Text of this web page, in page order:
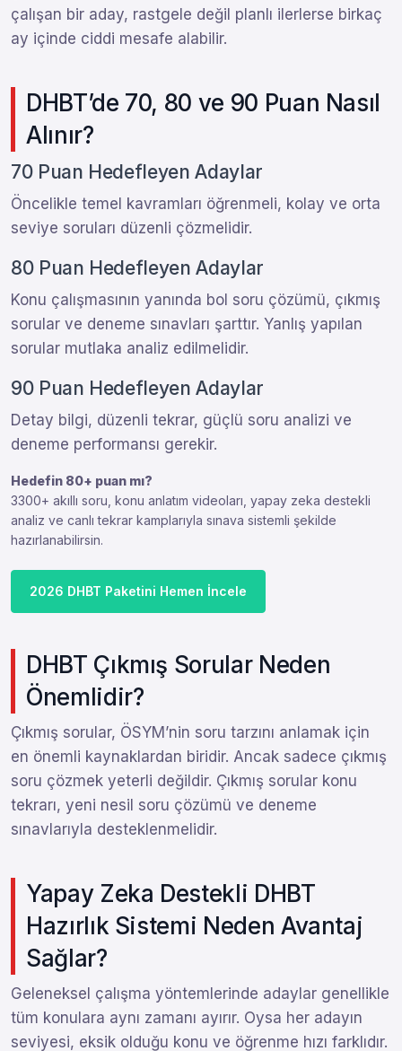
çalışan bir aday, rastgele değil planlı ilerlerse birkaç
ay içinde ciddi mesafe alabilir.
DHBT’de 70, 80 ve 90 Puan Nasıl
Alınır?
70 Puan Hedefleyen Adaylar
Öncelikle temel kavramları öğrenmeli, kolay ve orta
seviye soruları düzenli çözmelidir.
80 Puan Hedefleyen Adaylar
Konu çalışmasının yanında bol soru çözümü, çıkmış
sorular ve deneme sınavları şarttır. Yanlış yapılan
sorular mutlaka analiz edilmelidir.
90 Puan Hedefleyen Adaylar
Detay bilgi, düzenli tekrar, güçlü soru analizi ve
deneme performansı gerekir.
Hedefin 80+ puan mı?
3300+ akıllı soru, konu anlatım videoları, yapay zeka destekli
analiz ve canlı tekrar kamplarıyla sınava sistemli şekilde
hazırlanabilirsin.
2026 DHBT Paketini Hemen İncele
DHBT Çıkmış Sorular Neden
Önemlidir?
Çıkmış sorular, ÖSYM’nin soru tarzını anlamak için
en önemli kaynaklardan biridir. Ancak sadece çıkmış
soru çözmek yeterli değildir. Çıkmış sorular konu
tekrarı, yeni nesil soru çözümü ve deneme
sınavlarıyla desteklenmelidir.
Yapay Zeka Destekli DHBT
Hazırlık Sistemi Neden Avantaj
Sağlar?
Geleneksel çalışma yöntemlerinde adaylar genellikle
tüm konulara aynı zamanı ayırır. Oysa her adayın
seviyesi, eksik olduğu konu ve öğrenme hızı farklıdır.